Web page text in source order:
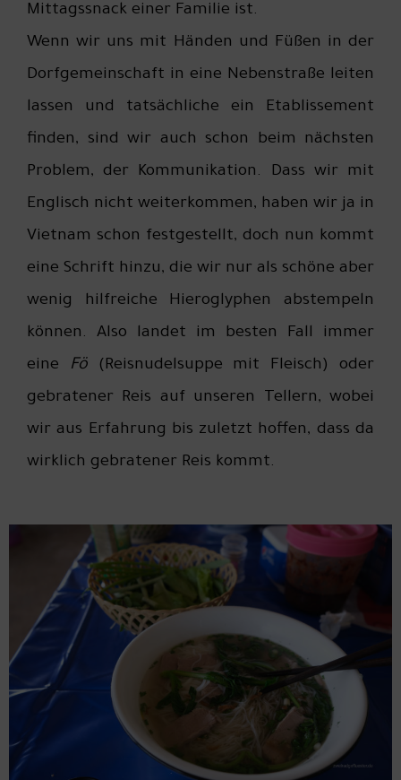
Mittagssnack einer Familie ist.
Wenn wir uns mit Händen und Füßen in der
Dorfgemeinschaft in eine Nebenstraße leiten
lassen und tatsächliche ein Etablissement
finden, sind wir auch schon beim nächsten
Problem, der Kommunikation. Dass wir mit
Englisch nicht weiterkommen, haben wir ja in
Vietnam schon festgestellt, doch nun kommt
eine Schrift hinzu, die wir nur als schöne aber
wenig hilfreiche Hieroglyphen abstempeln
können. Also landet im besten Fall immer
eine
Fö(Reisnudelsuppe mit Fleisch) oder
gebratener Reis auf unseren Tellern, wobei
wir aus Erfahrung bis zuletzt hoffen, dass da
wirklich gebratener Reis kommt.